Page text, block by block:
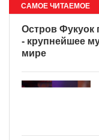
САМОЕ ЧИТАЕМОЕ